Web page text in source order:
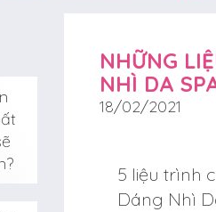
NHỮNG
NHÌ DA
18/02/2021
5 liệu trình
Dáng Nhì